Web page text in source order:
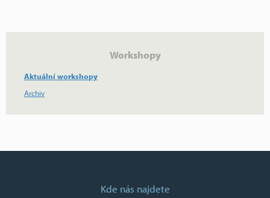
Workshopy
Aktuální workshopy
Archiv
Kde nás najdete